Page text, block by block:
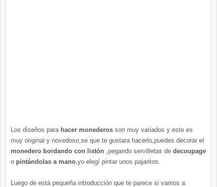
Los diseños para hacer monederos son muy variados y este es
muy original y novedoso,se que te gustara hacerlo,puedes decorar el
monedero bordando con listón ,pegando servilletas de decoupage
o pintándolas a mano ,yo elegí pintar unos pajaritos.
Luego de está pequeña introducción que te parece si vamos a